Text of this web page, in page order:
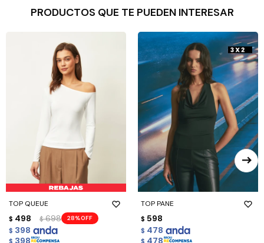
PRODUCTOS QUE TE PUEDEN INTERESAR
TOP QUEUE
$ 498 $ 698 28
$ 398
$ 398
TOP PANE
$ 598
$ 478
$ 478